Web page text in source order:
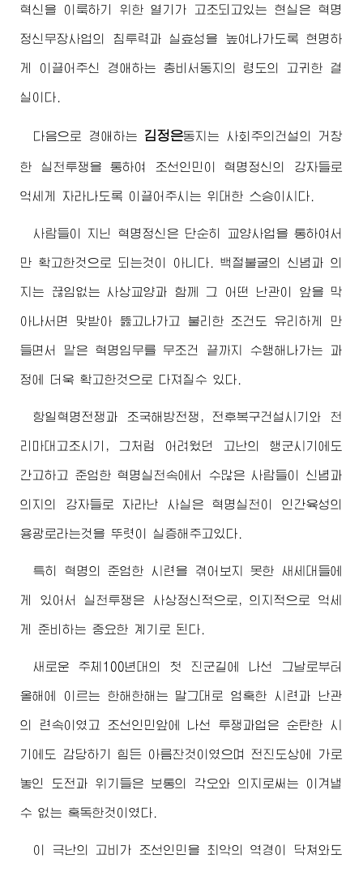
혁신을 이룩하기 위한 열기가 고조되고있는 현실은 혁명
정신무장사업의 침투력과 실효성을 높여나가도록 현명하
게 이끌어주신 경애하는 총비서동지 의 령도의 고귀한 결
실이다.
다음으로 경애하는 김정은동지 는 사회주의건설의 거창
한 실천투쟁을 통하여 조선인민이 혁명정신의 강자들로
억세게 자라나도록 이끌어주시는 위대한 스승이시다.
사람들이 지닌 혁명정신은 단순히 교양사업을 통하여서
만 확고한것으로 되는것이 아니다. 백절불굴의 신념과 의
지는 끊임없는 사상교양과 함께 그 어떤 난관이 앞을 막
아나서면 맞받아 뚫고나가고 불리한 조건도 유리하게 만
들면서 맡은 혁명임무를 무조건 끝까지 수행해나가는 과
정에 더욱 확고한것으로 다져질수 있다.
항일혁명전쟁과 조국해방전쟁, 전후복구건설시기와 천
리마대고조시기, 그처럼 어려웠던 고난의 행군시기에도
간고하고 준엄한 혁명실천속에서 수많은 사람들이 신념과
의지의 강자들로 자라난 사실은 혁명실천이 인간육성의
용광로라는것을 뚜렷이 실증해주고있다.
특히 혁명의 준엄한 시련을 겪어보지 못한 새세대들에
게 있어서 실천투쟁은 사상정신적으로, 의지적으로 억세
게 준비하는 중요한 계기로 된다.
새로운 주체100년대의 첫 진군길에 나선 그날로부터
올해에 이르는 한해한해는 말그대로 엄혹한 시련과 난관
의 련속이였고 조선인민앞에 나선 투쟁과업은 순탄한 시
기에도 감당하기 힘든 아름찬것이였으며 전진도상에 가로
놓인 도전과 위기들은 보통의 각오와 의지로써는 이겨낼
수 없는 혹독한것이였다.
이 극난의 고비가 조선인민을 최악의 역경이 닥쳐와도